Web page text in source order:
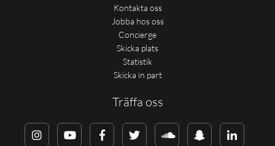
Kontakta oss
Jobba hos oss
Concierge
Skicka plats
Statistik
Skicka in part
Träffa oss